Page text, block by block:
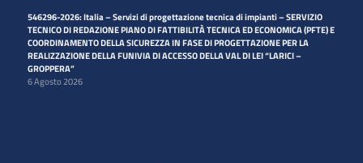
546296-2026: Italia – Servizi di progettazione tecnica di impianti – SERVIZIO
TECNICO DI REDAZIONE PIANO DI FATTIBILITÀ TECNICA ED ECONOMICA (PFTE) E
COORDINAMENTO DELLA SICUREZZA IN FASE DI PROGETTAZIONE PER LA
REALIZZAZIONE DELLA FUNIVIA DI ACCESSO DELLA VAL DI LEI “LARICI –
GROPPERA”
6 Agosto 2026